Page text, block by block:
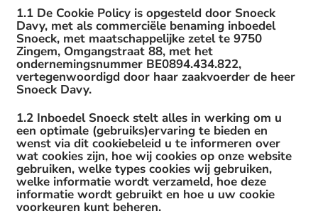
1.1 De Cookie Policy is opgesteld door Snoeck
Davy, met als commerciële benaming inboedel
Snoeck, met maatschappelijke zetel te 9750
Zingem, Omgangstraat 88, met het
ondernemingsnummer BE0894.434.822,
vertegenwoordigd door haar zaakvoerder de heer
Snoeck Davy.
1.2 Inboedel Snoeck stelt alles in werking om u
een optimale (gebruiks)ervaring te bieden en
wenst via dit cookiebeleid u te informeren over
wat cookies zijn, hoe wij cookies op onze website
gebruiken, welke types cookies wij gebruiken,
welke informatie wordt verzameld, hoe deze
informatie wordt gebruikt en hoe u uw cookie
voorkeuren kunt beheren.